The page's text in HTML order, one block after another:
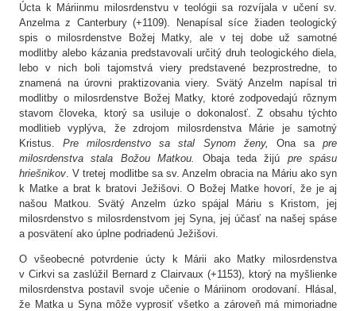
Úcta k Máriinmu milosrdenstvu v teológii sa rozvíjala v učení sv.
Anzelma z Canterbury (+1109). Nenapísal síce žiaden teologický
spis o milosrdenstve Božej Matky, ale v tej dobe už samotné
modlitby alebo kázania predstavovali určitý druh teologického diela,
lebo v nich boli tajomstvá viery predstavené bezprostredne, to
znamená na úrovni praktizovania viery. Svätý Anzelm napísal tri
modlitby o milosrdenstve Božej Matky, ktoré zodpovedajú rôznym
stavom človeka, ktorý sa usiluje o dokonalosť. Z obsahu týchto
modlitieb vyplýva, že zdrojom milosrdenstva Márie je samotný
Kristus.Pre milosrdenstvo sa stal Synom ženy, Ona sapre
milosrdenstva stala Božou Matkou. Obaja teda žijú pre spásu
hriešnikov . V tretej modlitbe sa sv. Anzelm obracia na Máriu ako syn
k Matke a brat k bratovi Ježišovi. O Božej Matke hovorí, že je aj
našou Matkou. Svätý Anzelm úzko spájal Máriu s Kristom, jej
milosrdenstvo s milosrdenstvom jej Syna, jej účasť na našej spáse
a posvätení ako úplne podriadenú Ježišovi.
O všeobecné potvrdenie úcty k Márii ako Matky milosrdenstva
v Cirkvi sa zaslúžil Bernard z Clairvaux (+1153), ktorý na myšlienke
milosrdenstva postavil svoje učenie o Máriinom orodovaní. Hlásal,
že Matka u Syna môže vyprosiť všetko a zároveň má mimoriadne